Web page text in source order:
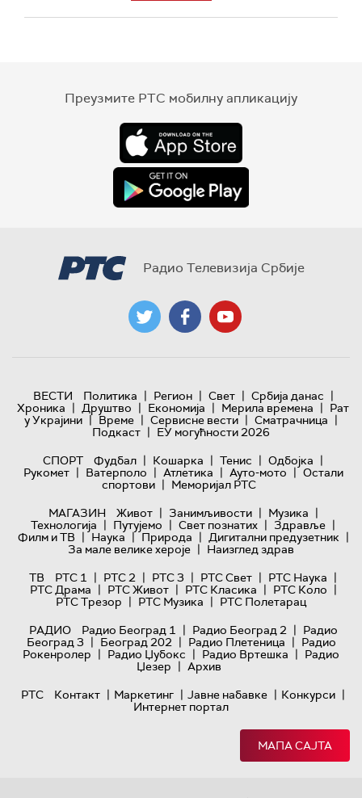
Преузмите РТС мобилну апликацију
Радио Телевизија Србије
ВЕСТИ Политика | Регион | Свет | Србија данас |
Хроника | Друштво | Економија | Мерила времена | Рат
у Украјини | Време | Сервисне вести | Сматрачница |
Подкаст | ЕУ могућности 2026
СПОРТ
Фудбал | Кошарка | Тенис | Одбојка |
Рукомет | Ватерполо | Атлетика | Ауто-мото | Остали
спортови | Меморијал РТС
МАГАЗИН
Живот | Занимљивости | Музика |
Технологијa | Путујемо | Свет познатих | Здравље |
Филм и ТВ | Наука | Природа | Дигитални предузетник |
За мале велике хероје | Наизглед здрав
ТВ
РТС 1 | РТС 2 | РТС 3 | РТС Свет | РТС Наука |
РТС Драма | РТС Живот | РТС Класика | РТС Коло |
РТС Трезор | РТС Музика | РТС Полетарац
РАДИО
Радио Београд 1 | Радио Београд 2 | Радио
Београд 3 | Београд 202 | Радио Плетеница | Радио
Рокенролер | Радио Џубокс | Радио Вртешка | Радио
Џезер | Архив
РТС
Контакт | Маркетинг | Јавне набавке | Конкурси |
Интернет портал
МАПА САЈТА